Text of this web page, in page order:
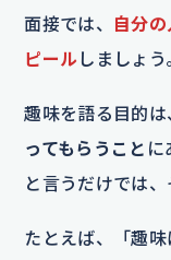
面接では、
自分
ピール しましょう
趣味を語る目的は
ってもらうこと に
と言うだけでは
たとえば、「趣